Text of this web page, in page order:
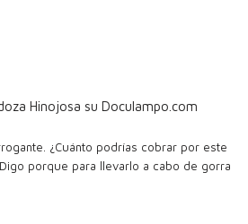
Hinojosa su Doculampo.com
¿Cuánto podrías cobrar por este
porque para llevarlo a cabo de gorra